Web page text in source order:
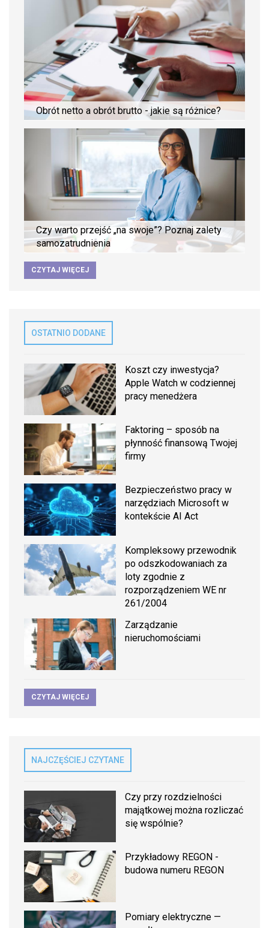
Obrót netto a obrót brutto - jakie są różnice?
Czy warto przejść „na swoje”? Poznaj zalety
samozatrudnienia
CZYTAJ WIĘCEJ
OSTATNIO DODANE
Koszt czy inwestycja?
Apple Watch w codziennej
pracy menedżera
Faktoring – sposób na
płynność finansową Twojej
firmy
Bezpieczeństwo pracy w
narzędziach Microsoft w
kontekście AI Act
Kompleksowy przewodnik
po odszkodowaniach za
loty zgodnie z
rozporządzeniem WE nr
261/2004
Zarządzanie
nieruchomościami
CZYTAJ WIĘCEJ
NAJCZĘŚCIEJ CZYTANE
Czy przy rozdzielności
majątkowej można rozliczać
się wspólnie?
Przykładowy REGON -
budowa numeru REGON
Pomiary elektryczne —